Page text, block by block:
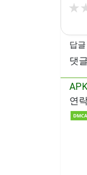
★
답
댓
연